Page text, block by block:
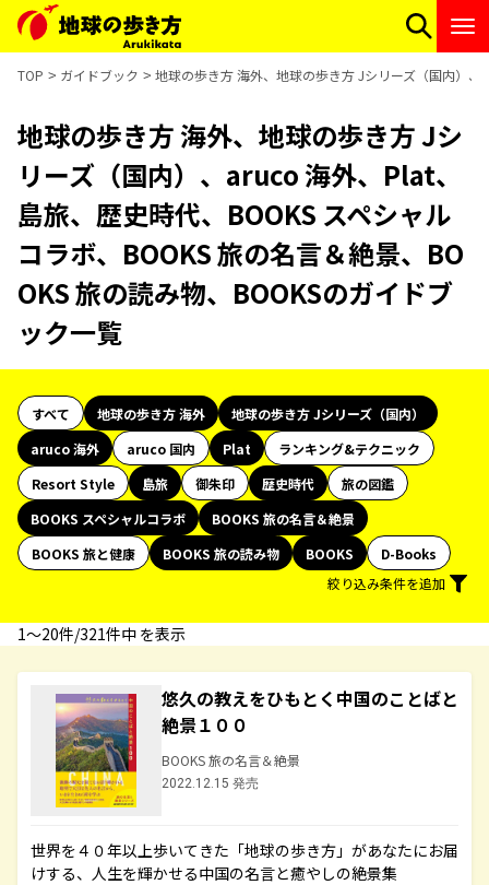
TOP ガイドブック 地球の歩き方 海外、地球の歩き方 Jシリーズ（国内）
地球の歩き方 海外、地球の歩き方 Jシ
リーズ（国内）、aruco 海外、Plat、
島旅、歴史時代、BOOKS スペシャル
コラボ、BOOKS 旅の名言＆絶景、BO
OKS 旅の読み物、BOOKSのガイドブ
ック一覧
すべて 地球の歩き方 海外
地球の歩き方 Jシリーズ（国内）
aruco 海外
aruco 国内 Plat
ランキング&テクニック
Resort Style
島旅 御朱印 歴史時代
旅の図鑑
BOOKS スペシャルコラボ
BOOKS 旅の名言＆絶景
BOOKS 旅と健康
BOOKS 旅の読み物 BOOKS
D-Books
絞り込み条件を追加
1〜20件/321件中 を表示
悠久の教えをひもとく中国のことばと
絶景１００
BOOKS 旅の名言＆絶景
2022.12.15 発売
世界を４０年以上歩いてきた「地球の歩き方」があなたにお届
けする、人生を輝かせる中国の名言と癒やしの絶景集